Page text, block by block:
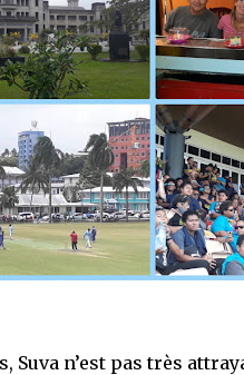
Suva n’est pas très